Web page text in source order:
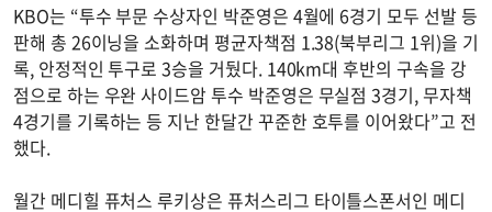
KBO는 “투수 부문 수상자인 박준영은 4월에 6경기 모두 선발 등
판해 총 26이닝을 소화하며 평균자책점 1.38(북부리그 1위)을 기
록, 안정적인 투구로 3승을 거뒀다. 140km대 후반의 구속을 강
점으로 하는 우완 사이드암 투수 박준영은 무실점 3경기, 무자책
4경기를 기록하는 등 지난 한달간 꾸준한 호투를 이어왔다”고 전
했다.
월간 메디힐 퓨처스 루키상은 퓨처스리그 타이틀스폰서인 메디